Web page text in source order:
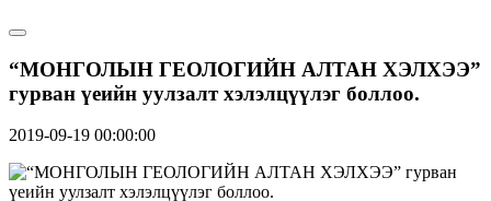
“МОНГОЛЫН ГЕОЛОГИЙН АЛТАН ХЭЛХЭЭ”
гурван үеийн уулзалт хэлэлцүүлэг боллоо.
2019-09-19 00:00:00